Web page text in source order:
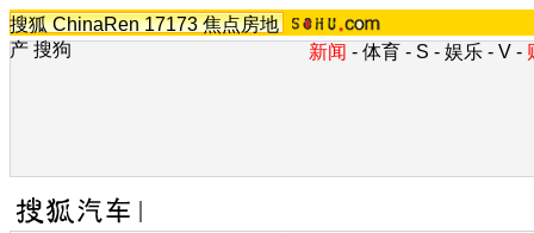
搜狐 ChinaRen 17173 焦点房地
产 搜狗 新闻 - 体育 - S - 娱乐 - V -